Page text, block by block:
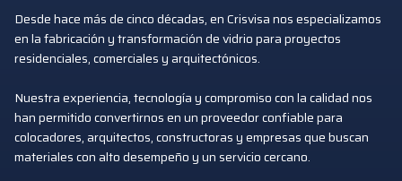
Desde hace más de cinco décadas, en Crisvisa nos especializamos
en la fabricación y transformación de vidrio para proyectos
residenciales, comerciales y arquitectónicos.
Nuestra experiencia, tecnología y compromiso con la calidad nos
han permitido convertirnos en un proveedor confiable para
colocadores, arquitectos, constructoras y empresas que buscan
materiales con alto desempeño y un servicio cercano.